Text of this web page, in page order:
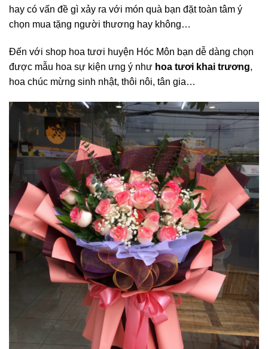
hay có vấn đề gì xảy ra với món quà bạn đặt toàn tâm ý
chọn mua tặng người thương hay không…
Đến với shop hoa tươi huyện Hóc Môn bạn dễ dàng chọn
được mẫu hoa sự kiện ưng ý như hoa tươi khai trương,
hoa chúc mừng sinh nhật, thôi nôi, tân gia…